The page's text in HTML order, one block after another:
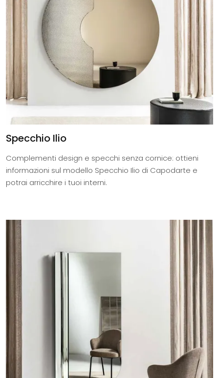
Specchio Ilio
Complementi design e specchi senza cornice: ottieni
informazioni sul modello Specchio Ilio di Capodarte e
potrai arricchire i tuoi interni.